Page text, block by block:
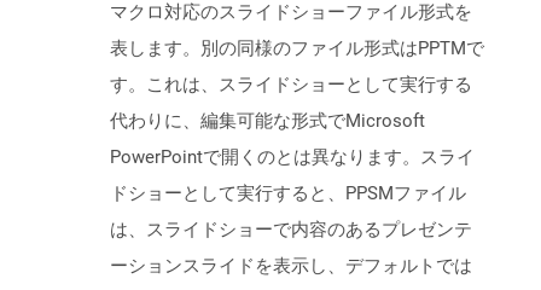
マクロ対応のスライドショーファイル形式を
表します。別の同様のファイル形式はPPTMで
す。これは、スライドショーとして実行する
代わりに、編集可能な形式でMicrosoft
PowerPointで開くのとは異なります。スライ
ドショーとして実行すると、PPSMファイル
は、スライドショーで内容のあるプレゼンテ
ーションスライドを表示し、デフォルトでは